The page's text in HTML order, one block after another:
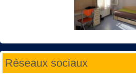
Réseaux sociaux